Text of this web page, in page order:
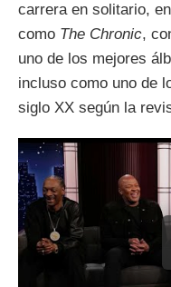
carrera en solitario,
como The Chronic,
uno de los mejores
incluso como uno de
siglo XX según la